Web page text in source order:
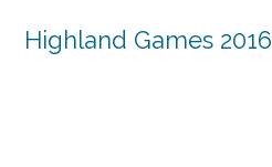
Highland Games 2016